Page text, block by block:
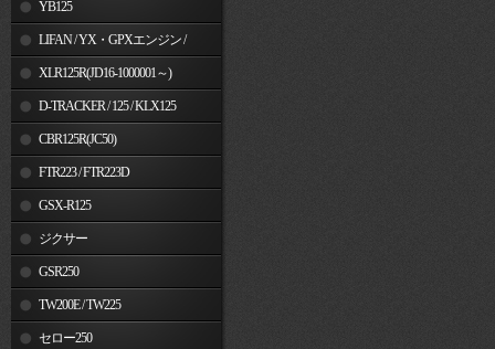
YB125
LIFAN / YX・GPXエンジン /
JinchengXLR125R(JD16-1000001～)
D-TRACKER / 125 / KLX125
CBR125R(JC50)
FTR223 / FTR223D
GSX-R125
ジクサー
GSR250
TW200E / TW225
セロー250